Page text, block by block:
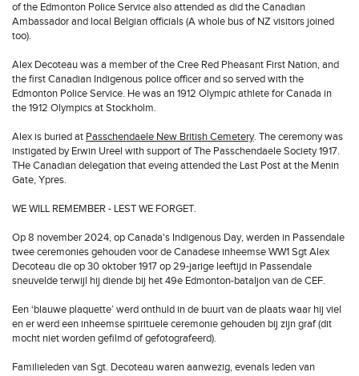
of the Edmonton Police Service also attended as did the Canadian
Ambassador and local Belgian officials (A whole bus of NZ visitors joined
too).
Alex Decoteau was a member of the Cree Red Pheasant First Nation, and
the first Canadian Indigenous police officer and so served with the
Edmonton Police Service. He was an 1912 Olympic athlete for Canada in
the 1912 Olympics at Stockholm.
Alex is buried at Passchendaele New British Cemetery. The ceremony was
instigated by Erwin Ureel with support of The Passchendaele Society 1917.
THe Canadian delegation that eveing attended the Last Post at the Menin
Gate, Ypres.
WE WILL REMEMBER - LEST WE FORGET.
Op 8 november 2024, op Canada's Indigenous Day, werden in Passendale
twee ceremonies gehouden voor de Canadese inheemse WW1 Sgt Alex
Decoteau die op 30 oktober 1917 op 29-jarige leeftijd in Passendale
sneuvelde terwijl hij diende bij het 49e Edmonton-bataljon van de CEF.
Een ‘blauwe plaquette’ werd onthuld in de buurt van de plaats waar hij viel
en er werd een inheemse spirituele ceremonie gehouden bij zijn graf (dit
mocht niet worden gefilmd of gefotografeerd).
Familieleden van Sgt. Decoteau waren aanwezig, evenals leden van